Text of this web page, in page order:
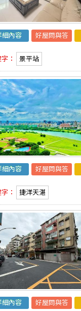
細內容 好屋問與答
： 景平站
細內容 好屋問與答
： 捷洋天湛
細內容 好屋問與答